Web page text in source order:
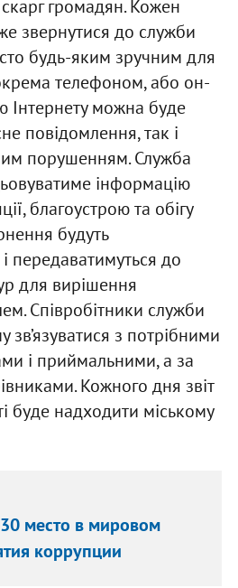
громадян. Кожен
звернутися до служби
будь-яким зручним для
телефоном, або он-
Інтернету можна буде
повідомлення, так і
порушенням. Служба
інформацію
благоустрою та обігу
будуть
передаватимуться до
для вирішення
Співробітники служби
зв’язуватися з потрібними
і приймальними, а за
Кожного дня звіт
буде надходити міському
место в мировом
коррупции